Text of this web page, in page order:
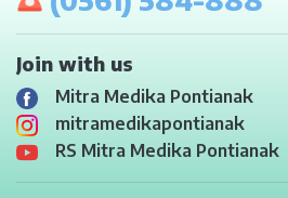
Join with us
Mitra Medika Pontianak
mitramedikapontianak
RS Mitra Medika Pontianak